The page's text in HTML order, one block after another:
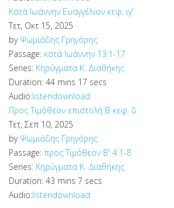
Κατά Ιωάννην Ευαγγέλιον κεφ. ιγ'
Τετ, Οκτ 15, 2025
by Ψωμιάδης Γρηγόρης
Passage: κατά Ιωάννην 13:1-17
Series: Κηρύγματα Κ. Διαθήκης
Duration: 44 mins 17 secs
Audio:listendownload
Προς Τιμόθεον επιστολή Β κεφ. δ
Τετ, Σεπ 10, 2025
by Ψωμιάδης Γρηγόρης
Passage: προς Τιμόθεον Β' 4:1-8
Series: Κηρύγματα Κ. Διαθήκης
Duration: 43 mins 7 secs
Audio:listendownload